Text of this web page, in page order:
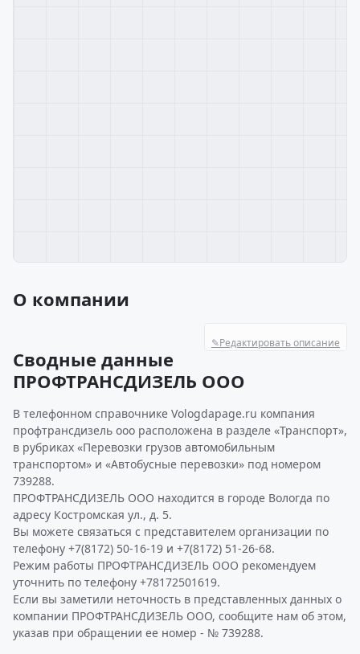
О компании
✎Редактировать описание
Сводные данные
ПРОФТРАНСДИЗЕЛЬ ООО
В телефонном справочнике Vologdapage.ru компания
профтрансдизель ооо расположена в разделе «Транспорт»,
в рубриках «Перевозки грузов автомобильным
транспортом» и «Автобусные перевозки» под номером
739288.
ПРОФТРАНСДИЗЕЛЬ ООО находится в городе Вологда по
адресу Костромская ул., д. 5.
Вы можете связаться с представителем организации по
телефону +7(8172) 50-16-19 и +7(8172) 51-26-68.
Режим работы ПРОФТРАНСДИЗЕЛЬ ООО рекомендуем
уточнить по телефону +78172501619.
Если вы заметили неточность в представленных данных о
компании ПРОФТРАНСДИЗЕЛЬ ООО, сообщите нам об этом,
указав при обращении ее номер - № 739288.